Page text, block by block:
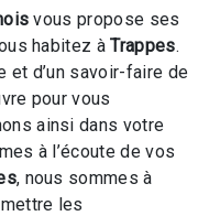
vous propose ses
habitez àTrappes.
et d’un savoir-faire de
pour vous
ainsi dans votre
à l’écoute de vos
, nous sommes à
les